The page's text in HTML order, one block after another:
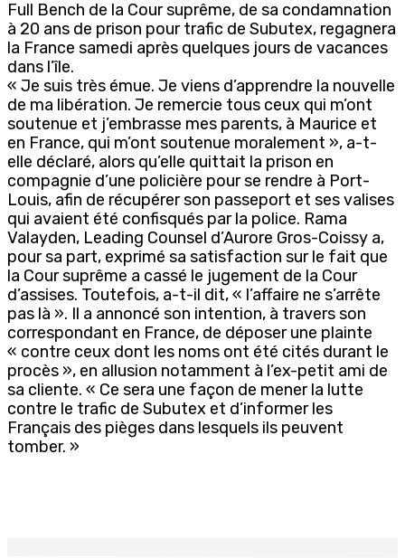
Full Bench de la Cour suprême, de sa condamnation
à 20 ans de prison pour trafic de Subutex, regagnera
la France samedi après quelques jours de vacances
dans l’île.
« Je suis très émue. Je viens d’apprendre la nouvelle
de ma libération. Je remercie tous ceux qui m’ont
soutenue et j’embrasse mes parents, à Maurice et
en France, qui m’ont soutenue moralement », a-t-
elle déclaré, alors qu’elle quittait la prison en
compagnie d’une policière pour se rendre à Port-
Louis, afin de récupérer son passeport et ses valises
qui avaient été confisqués par la police. Rama
Valayden, Leading Counsel d’Aurore Gros-Coissy a,
pour sa part, exprimé sa satisfaction sur le fait que
la Cour suprême a cassé le jugement de la Cour
d’assises. Toutefois, a-t-il dit, « l’affaire ne s’arrête
pas là ». Il a annoncé son intention, à travers son
correspondant en France, de déposer une plainte
« contre ceux dont les noms ont été cités durant le
procès », en allusion notamment à l’ex-petit ami de
sa cliente. « Ce sera une façon de mener la lutte
contre le trafic de Subutex et d’informer les
Français des pièges dans lesquels ils peuvent
tomber. »